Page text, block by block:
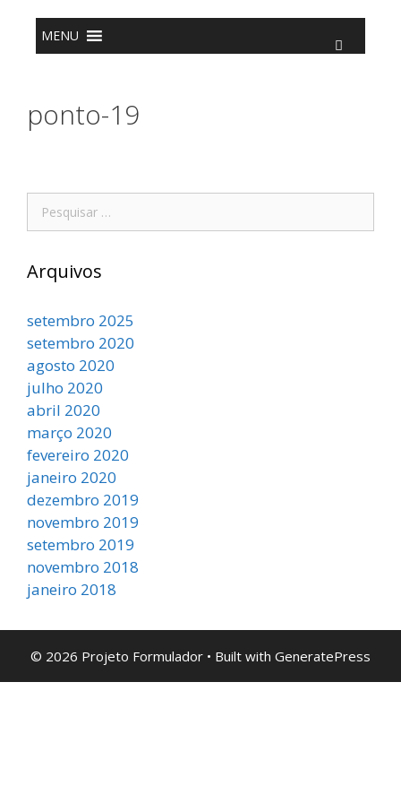
conteúdo
MENU
ponto-19
Arquivos
setembro 2025
setembro 2020
agosto 2020
julho 2020
abril 2020
março 2020
fevereiro 2020
janeiro 2020
dezembro 2019
novembro 2019
setembro 2019
novembro 2018
janeiro 2018
© 2026 Projeto Formulador • Built with GeneratePress